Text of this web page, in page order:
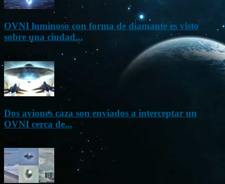
OVNI luminoso con forma de diamante es visto
sobre una ciudad...
Mar 31, 2024
Dos aviones caza son enviados a interceptar un
OVNI cerca de...